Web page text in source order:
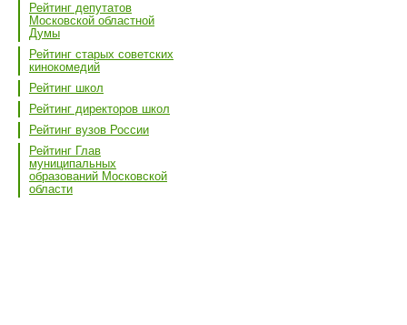
Рейтинг депутатов
Московской областной
Думы
Рейтинг старых советских
кинокомедий
Рейтинг школ
Рейтинг директоров школ
Рейтинг вузов России
Рейтинг Глав
муниципальных
образований Московской
области